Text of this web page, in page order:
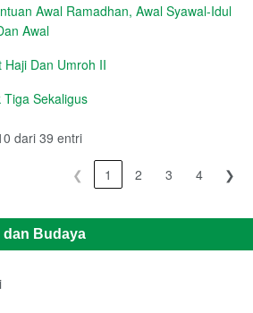
Awal Ramadhan, Awal Syawal-Idul
Awal
Haji Dan Umroh II
Tiga Sekaligus
dari 39 entri
❮ 1 2 3 4 ❯
dan Budaya